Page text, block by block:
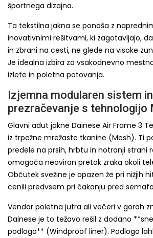
športnega dizajna.
Ta tekstilna jakna se ponaša z
inovativnimi rešitvami, ki zagotavljajo,
in zbrani na cesti, ne glede na visoke
Je idealna izbira za vsakodnevno
izlete in poletna potovanja.
Izjemna modularen sistem in
prezračevanje s tehnologijo
Glavni adut jakne Dainese Air Frame 3
iz trpežne mrežaste tkanine (Mesh). Ti
predele na prsih, hrbtu in notranji strani
omogoča neoviran pretok zraka okoli
Občutek svežine je opazen že pri nižjih
cenili predvsem pri čakanju pred
Vendar poletna jutra ali večeri v gorah
Dainese je to težavo rešil z dodano
podlogo** (Windproof liner). Podlogo